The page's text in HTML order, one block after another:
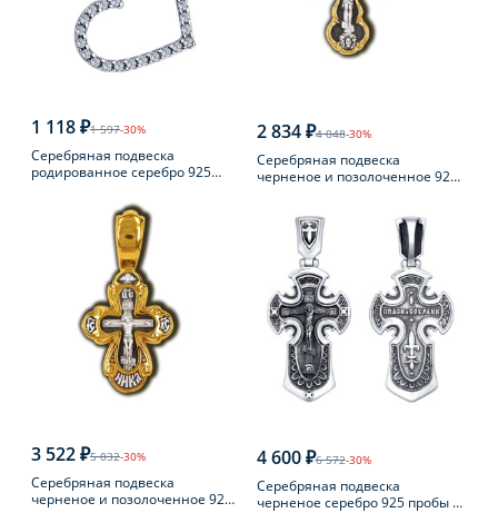
1 118 ₽1 597-30%
Серебряная подвеска
родированное серебро 925
2 834 ₽4 048-30%
Серебряная подвеска
черненое и позолоченное 925
3 522 ₽5 032-30%
Серебряная подвеска
черненое и позолоченное 925
4 600 ₽6 572-30%
Серебряная подвеска
черненое серебро 925 пробы с